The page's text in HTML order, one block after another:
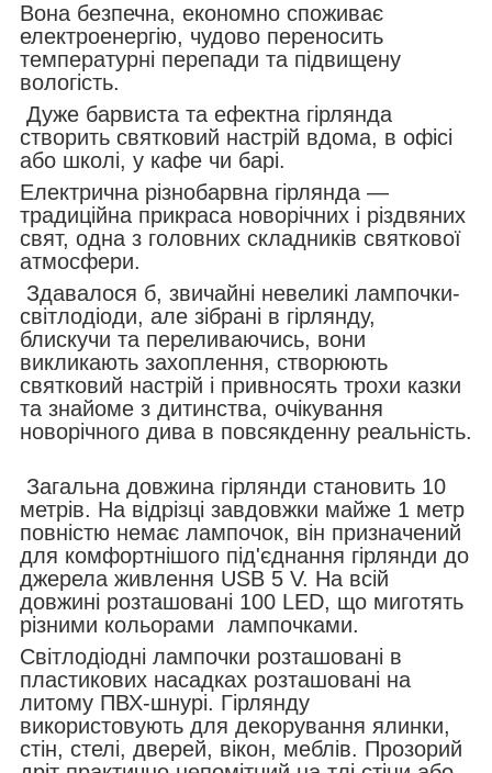
Вона безпечна, економно споживає
електроенергію, чудово переносить
температурні перепади та підвищену
вологість.
Дуже барвиста та ефектна гірлянда
створить святковий настрій вдома, в офісі
або школі, у кафе чи барі.
Електрична різнобарвна гірлянда —
традиційна прикраса новорічних і різдвяних
свят, одна з головних складників святкової
атмосфери.
Здавалося б, звичайні невеликі лампочки-
світлодіоди, але зібрані в гірлянду,
блискучи та переливаючись, вони
викликають захоплення, створюють
святковий настрій і привносять трохи казки
та знайоме з дитинства, очікування
новорічного дива в повсякденну реальність.
Загальна довжина гірлянди становить 10
метрів. На відрізці завдовжки майже 1 метр
повністю немає лампочок, він призначений
для комфортнішого під'єднання гірлянди до
джерела живлення USB 5 V. На всій
довжині розташовані 100 LED, що миготять
різними кольорами лампочками.
Світлодіодні лампочки розташовані в
пластикових насадках розташовані на
литому ПВХ-шнурі. Гірлянду
використовують для декорування ялинки,
стін, стелі, дверей, вікон, меблів. Прозорий